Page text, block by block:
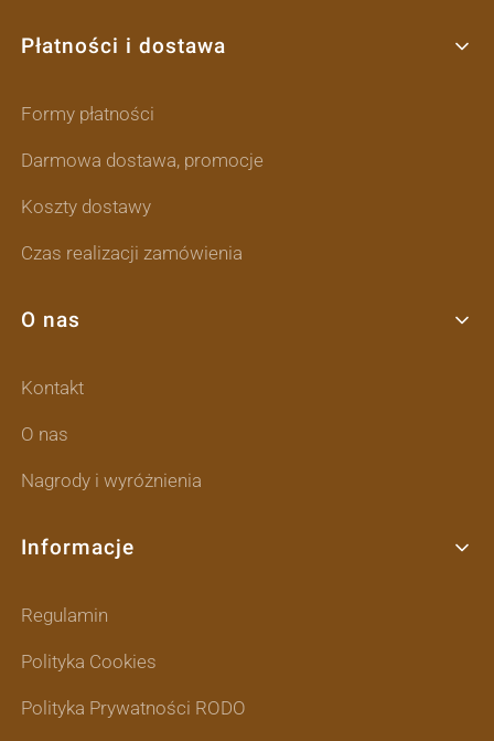
Płatności i dostawa
Formy płatności
Darmowa dostawa, promocje
Koszty dostawy
Czas realizacji zamówienia
O nas
Kontakt
O nas
Nagrody i wyróżnienia
Informacje
Regulamin
Polityka Cookies
Polityka Prywatności RODO